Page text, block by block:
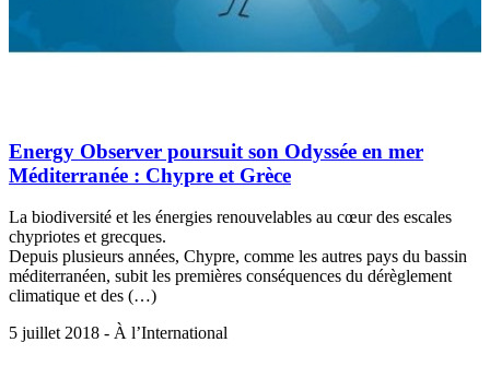
Energy Observer poursuit son Odyssée en mer
Méditerranée : Chypre et Grèce
La biodiversité et les énergies renouvelables au cœur des escales
chypriotes et grecques.
Depuis plusieurs années, Chypre, comme les autres pays du bassin
méditerranéen, subit les premières conséquences du dérèglement
climatique et des (…)
5 juillet 2018 - À l’International